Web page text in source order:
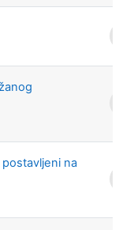
postavljeni na